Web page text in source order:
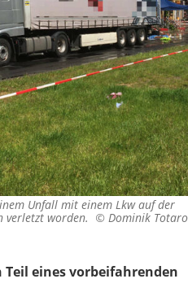
Unfall mit einem Lkw auf der
verletzt worden. © Dominik Totaro
eines vorbeifahrenden